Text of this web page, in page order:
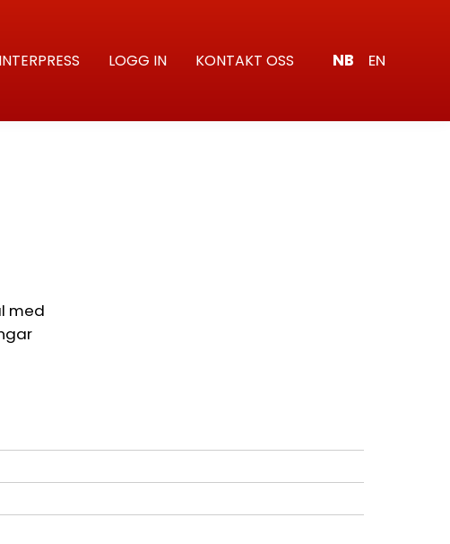
LOGG IN KONTAKT OSS NB EN
med